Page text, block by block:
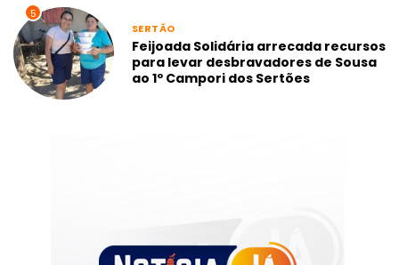
5
SERTÃO
Feijoada Solidária arrecada recursos
para levar desbravadores de Sousa
ao 1º Campori dos Sertões